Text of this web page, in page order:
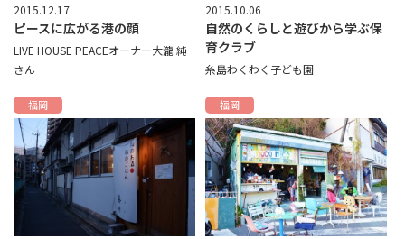
2015.12.17
ピースに広がる港の顔
LIVE HOUSE PEACEオーナー大瀧 純
さん
2015.10.06
自然のくらしと遊びから学ぶ保
育クラブ
糸島わくわく子ども園
福岡 福岡